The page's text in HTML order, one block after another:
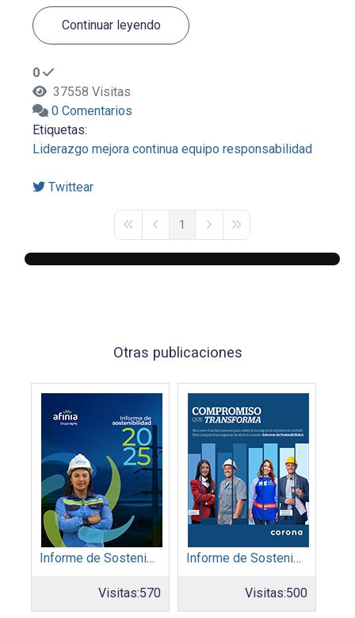
Continuar leyendo
0
37558 Visitas
0 Comentarios
Etiquetas:
Liderazgo mejora continua equipo responsabilidad
Twittear
First PagePrevious Page
1
Next PageLast Page
Otras publicaciones
Informe de Sostenibilidad 2025: Afinia filial del Grupo EPM
Visitas:570
Informe de Sostenibilidad 2025: Organización Corona
Visitas:500